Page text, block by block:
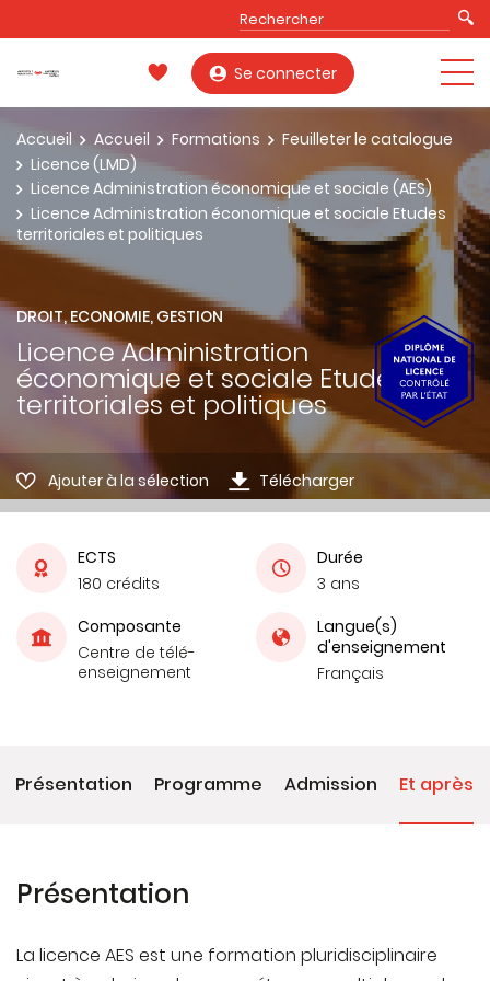
Se connecter
Accueil Accueil Formations
Feuilleter le catalogue
Licence (LMD)
Licence Administration économique et sociale (AES)
Licence Administration économique et sociale Etudes
territoriales et politiques
DROIT, ECONOMIE, GESTION
Licence Administration
économique et sociale Etudes
territoriales et politiques
Ajouter à la sélection Télécharger
ECTS
180 crédits
Durée
3 ans
Composante
Centre de télé-
enseignement
Langue(s)
d'enseignement
Français
Présentation Programme Admission Et après
Présentation
La licence AES est une formation pluridisciplinaire